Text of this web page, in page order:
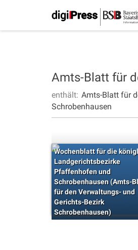
Amts-Blatt für
enthält: Amts-Blatt für
Schrobenhausen
Wochenblatt für die
Landgerichtsbezirke
Pfaffenhofen und
Schrobenhausen (Amts-
für den Verwaltungs- und
Gerichts-Bezirk
Schrobenhausen)